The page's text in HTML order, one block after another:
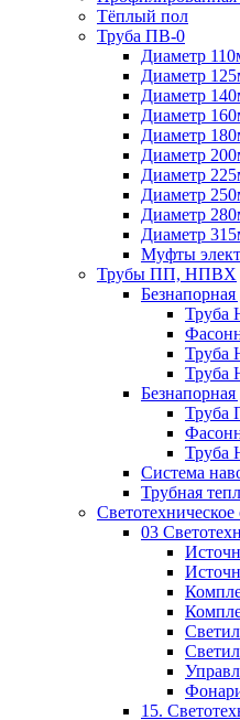
Тёплый пол
Труба ПВ-0
Диаметр
Диаметр
Диаметр
Диаметр
Диаметр
Диаметр
Диаметр
Диаметр
Диаметр
Диаметр
Муфты
Трубы ПП, НПВХ
Труба
Труба
Труба
Труба
Труба
Система
Трубная
03
15.